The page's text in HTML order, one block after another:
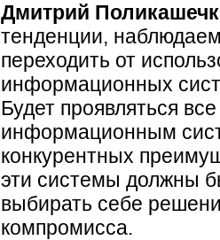
Дмитрий
тенденции,
переходить от
информационных
Будет проявляться
информационным
конкурентных
эти системы должны
выбирать себе
компромисса.